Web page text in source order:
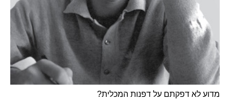
מדוע לא דפקתם על דפנות המכלית?